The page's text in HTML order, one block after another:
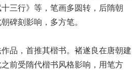
三行》等，笔画多圆转，后隋朝
碑刻影响，多方笔。
，首推其楷书。褚遂良在唐朝建
前受隋代楷书风格影响，用笔方